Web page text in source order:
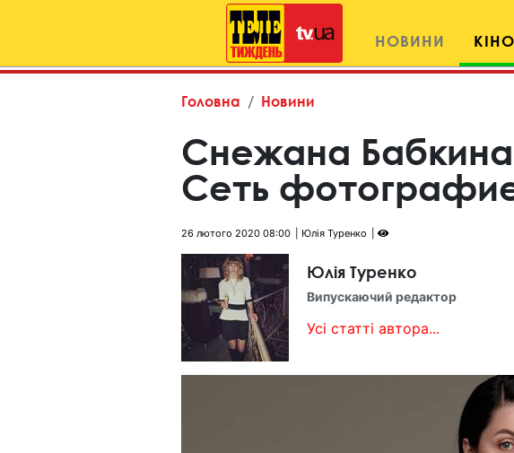
НОВИНИ КІНО
Головна Новини
Снежана
Сеть
26 лютого 2020 08:00 Юлія Туренко
Юлія Туренко
Випускаючий редактор
Усі статті автора...